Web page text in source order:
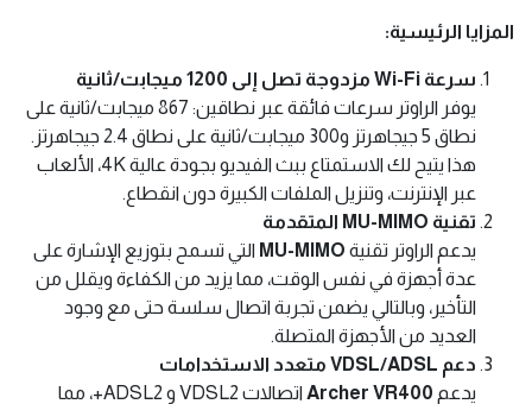
المزايا الرئيسية:
سرعة Wi-Fi مزدوجة تصل إلى 1200 ميجابت/ثانية
يوفر الراوتر سرعات فائقة عبر نطاقين: 867 ميجابت/ثانية على
نطاق 5 جيجاهرتز و300 ميجابت/ثانية على نطاق 2.4 جيجاهرتز.
هذا يتيح لك الاستمتاع ببث الفيديو بجودة عالية 4K، الألعاب
عبر الإنترنت، وتنزيل الملفات الكبيرة دون انقطاع.
تقنية MU-MIMO المتقدمة
يدعم الراوتر تقنية MU-MIMO التي تسمح بتوزيع الإشارة على
عدة أجهزة في نفس الوقت، مما يزيد من الكفاءة ويقلل من
التأخير، وبالتالي يضمن تجربة اتصال سلسة حتى مع وجود
العديد من الأجهزة المتصلة.
دعم VDSL/ADSL متعدد الاستخدامات
يدعم Archer VR400
اتصالات VDSL2 و ADSL2+، مما